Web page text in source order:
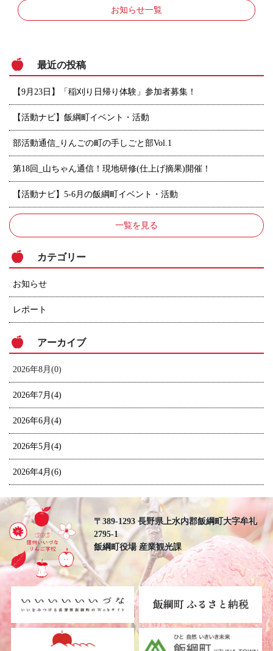
お知らせ一覧
最近の投稿
【9月23日】「稲刈り日帰り体験」参加者募集！
【活動ナビ】飯綱町イベント・活動
部活動通信_りんごの町の手しごと部Vol.1
第18回_山ちゃん通信！現地研修(仕上げ摘果)開催！
【活動ナビ】5-6月の飯綱町イベント・活動
一覧を見る
カテゴリー
お知らせ
レポート
アーカイブ
2026年8月(0)
2026年7月(4)
2026年6月(4)
2026年5月(4)
2026年4月(6)
〒389-1293 長野県上水内郡飯綱町大字牟礼
2795-1
飯綱町役場 産業観光課